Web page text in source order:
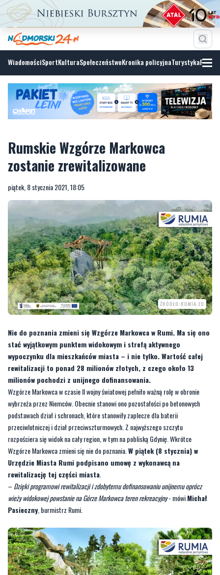
WiadomościSportKulturaSpołeczeństwoKronika policyjnaTurystyka
Rumskie Wzgórze Markowca
piątek, 8 stycznia 2021, 18:05
ŹRÓDŁO:RUMIA.EU
Nie do poznania zmieni się Wzgórze Markowca w Rumi. Ma się ono
stać wyjątkowym punktem widokowym i strefą aktywnego
rewitalizacji to ponad 28 milionów złotych, z czego około 13
milionów pochodzi z unijnego dofinansowania.
Wzgórze Markowca w czasie II wojny światowej pełniło ważną rolę w obronie
wybrzeża przez Niemców. Obecnie stanowi ono pozostałości po betonowych
podstawach dział i schronach, które stanowiły zaplecze dla baterii
przeciwlotniczej i dział przeciwszturmowych. Z najwyższego szczytu
rozpościera się widok na cały region, w tym na pobliską Gdynię. Wkrótce
Wzgórze Markowca zmieni się nie do poznania.W piątek (8 stycznia) w
Urzędzie Miasta Rumi podpisano umowę z wykonawcą na
rewitalizację tej części miasta
–Dzięki programowi rewitalizacji i zdobytemu dofinansowaniu unijnemu oprócz
wieży widokowej powstanie na Górze Markowca teren rekreacyjny- mówi
Pasieczny, burmistrz Rumi.